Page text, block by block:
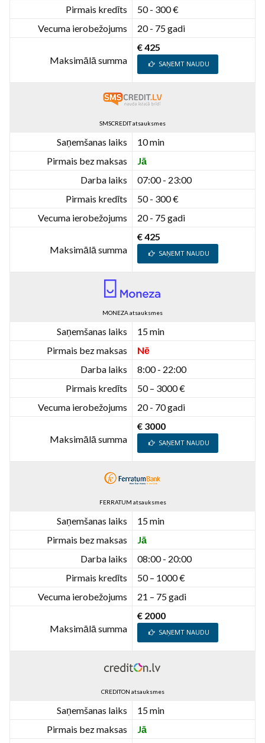
Pirmais kredīts
50 - 300 €
Vecuma ierobežojums
20 - 75 gadi
Maksimālā summa
€ 425
SAŅEMT NAUDU
SMSCREDIT atsauksmes
Saņemšanas laiks
10 min
Pirmais bez maksas
Jā
Darba laiks
07:00 - 23:00
Pirmais kredīts
50 - 300 €
Vecuma ierobežojums
20 - 75 gadi
Maksimālā summa
€ 425
SAŅEMT NAUDU
MONEZA atsauksmes
Saņemšanas laiks
15 min
Pirmais bez maksas
Nē
Darba laiks
8:00 - 22:00
Pirmais kredīts
50 – 3000 €
Vecuma ierobežojums
20 - 70 gadi
Maksimālā summa
€ 3000
SAŅEMT NAUDU
FERRATUM atsauksmes
Saņemšanas laiks
15 min
Pirmais bez maksas
Jā
Darba laiks
08:00 - 20:00
Pirmais kredīts
50 – 1000 €
Vecuma ierobežojums
21 – 75 gadi
Maksimālā summa
€ 2000
SAŅEMT NAUDU
CREDITON atsauksmes
Saņemšanas laiks
15 min
Pirmais bez maksas
Jā